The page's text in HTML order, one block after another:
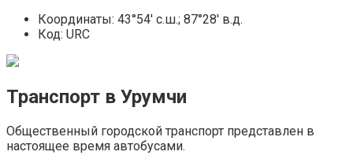
Координаты: 43°54′ с.ш.; 87°28′ в.д.
Код: URC
Транспорт в Урумчи
Общественный городской транспорт представлен в
настоящее время автобусами.